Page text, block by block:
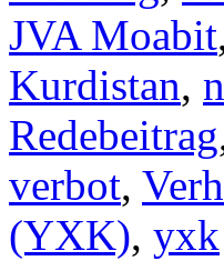
JVA Moabit
Kurdistan,
Redebeitrag
verbot,
(YXK), yxk